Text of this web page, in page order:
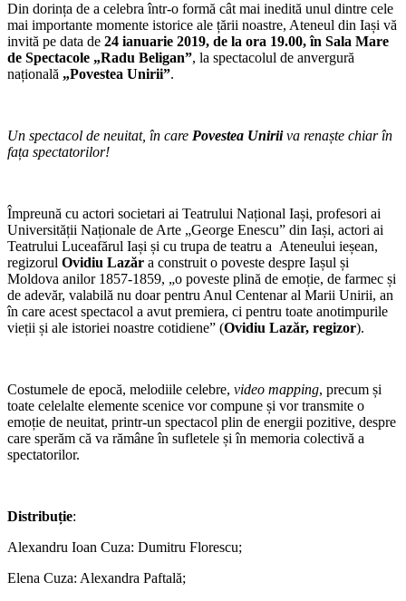
Din dorința de a celebra într-o formă cât mai inedită unul dintre cele
mai importante momente istorice ale țării noastre, Ateneul din Iași vă
invită pe data de 24 ianuarie 2019, de la ora 19.00, în Sala Mare
de Spectacole „Radu Beligan”, la spectacolul de anvergură
națională „Povestea Unirii”.
Un spectacol de neuitat, în care Povestea Uniriiva renaște chiar în
fața spectatorilor!
Împreună cu actori societari ai Teatrului Național Iași, profesori ai
Universității Naționale de Arte „George Enescu” din Iași, actori ai
Teatrului Luceafărul Iași și cu trupa de teatru a Ateneului ieșean,
regizorul Ovidiu Lazăr a construit o poveste despre Iașul și
Moldova anilor 1857-1859, „o poveste plină de emoție, de farmec și
de adevăr, valabilă nu doar pentru Anul Centenar al Marii Unirii, an
în care acest spectacol a avut premiera, ci pentru toate anotimpurile
vieții și ale istoriei noastre cotidiene” (Ovidiu Lazăr, regizor).
Costumele de epocă, melodiile celebre, video mapping, precum și
toate celelalte elemente scenice vor compune și vor transmite o
emoție de neuitat, printr-un spectacol plin de energii pozitive, despre
care sperăm că va rămâne în sufletele și în memoria colectivă a
spectatorilor.
Distribuție:
Alexandru Ioan Cuza: Dumitru Florescu;
Elena Cuza: Alexandra Paftală;